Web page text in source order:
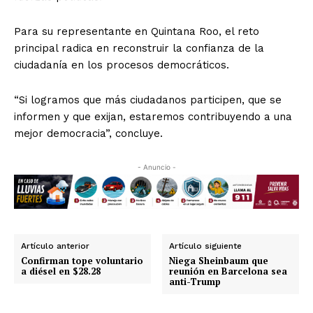
Para su representante en Quintana Roo, el reto
principal radica en reconstruir la confianza de la
ciudadanía en los procesos democráticos.
“Si logramos que más ciudadanos participen, que se
informen y que exijan, estaremos contribuyendo a una
mejor democracia”, concluye.
- Anuncio -
Artículo anterior
Confirman tope voluntario
a diésel en $28.28
Artículo siguiente
Niega Sheinbaum que
reunión en Barcelona sea
anti-Trump